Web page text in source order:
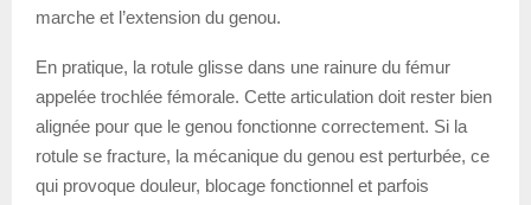
marche et l’extension du genou.
En pratique, la rotule glisse dans une rainure du fémur
appelée trochlée fémorale. Cette articulation doit rester bien
alignée pour que le genou fonctionne correctement. Si la
rotule se fracture, la mécanique du genou est perturbée, ce
qui provoque douleur, blocage fonctionnel et parfois